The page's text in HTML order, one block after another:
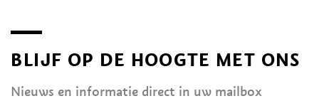
BLIJF OP DE HOOGTE MET ONS
Nieuws en informatie direct in uw mailbox